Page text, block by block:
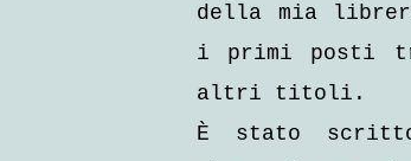
della mia
i primi posti
altri titoli.
È stato